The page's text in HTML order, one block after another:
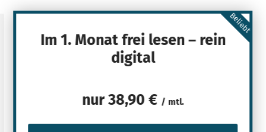
Beliebt
Im 1. Monat frei lesen – rein
digital
nur38,90 € / mtl.